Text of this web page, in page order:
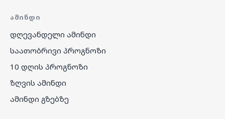
ᲐᲛᲘᲜᲓᲘ
დღევანდელი ამინდი
საათობრივი პროგნოზი
10 დღის პროგნოზი
ზღვის ამინდი
ამინდი გზებზე